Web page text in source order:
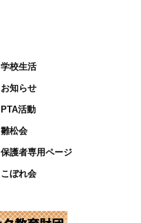
学校生活
お知らせ
PTA活動
雛松会
保護者専用ページ
こぼれ会